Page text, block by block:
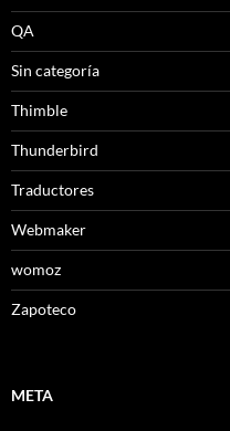
QA
Sin categoría
Thimble
Thunderbird
Traductores
Webmaker
womoz
Zapoteco
META